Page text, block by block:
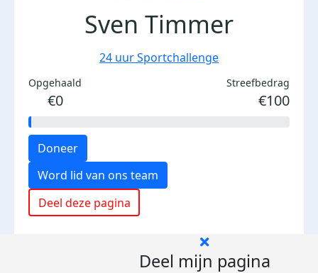
Sven Timmer
24 uur Sportchallenge
Opgehaald
€0
Streefbedrag
€100
Doneer
Word lid van ons team
Deel deze pagina
Deel mijn pagina